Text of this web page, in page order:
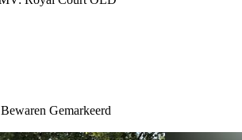
Bewaren Gemarkeerd